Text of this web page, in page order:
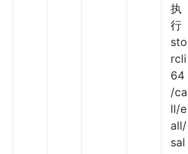
执
行
sto
rcli
64
/ca
ll/e
all/
sal